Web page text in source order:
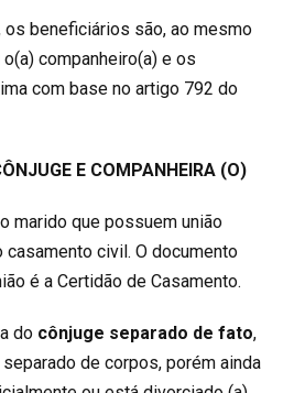
os beneficiários são, ao mesmo
companheiro(a) e os
com base no artigo 792 do
E COMPANHEIRA (O)
marido que possuem união
civil. O documento
é a Certidão de Casamento.
do cônjuge separado de fato,
de corpos, porém ainda